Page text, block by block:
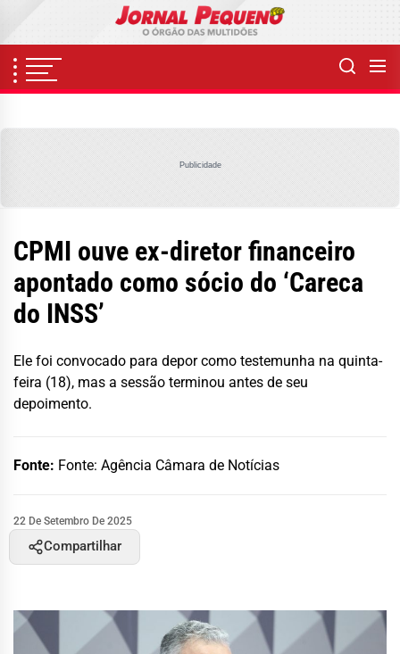
content
Publicidade
CPMI ouve ex-diretor financeiro
apontado como sócio do ‘Careca
do INSS’
Ele foi convocado para depor como testemunha na quinta-
feira (18), mas a sessão terminou antes de seu
depoimento.
Fonte: Fonte: Agência Câmara de Notícias
22 De Setembro De 2025
Compartilhar